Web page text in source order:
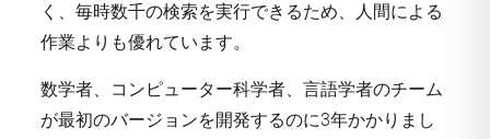
く、毎時数千の検索を実行できるため、人間による
作業よりも優れています。
数学者、コンピューター科学者、言語学者のチーム
が最初のバージョンを開発するのに3年かかりまし